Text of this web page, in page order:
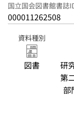
国立国会図書館書誌
000011262508
資料種別
図書
研
第
部